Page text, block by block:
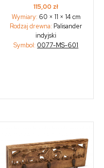
115,00 zł
Wymiary: 60 × 11 × 14 cm
Rodzaj drewna: Palisander
indyjski
Symbol: 0077-MS-601